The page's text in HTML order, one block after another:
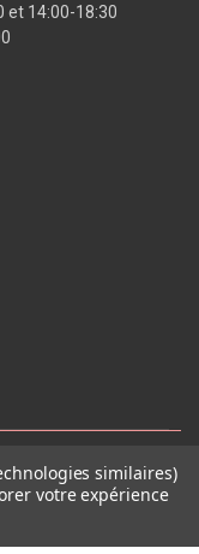
et 14:00-18:30
similaires)
votre expérience